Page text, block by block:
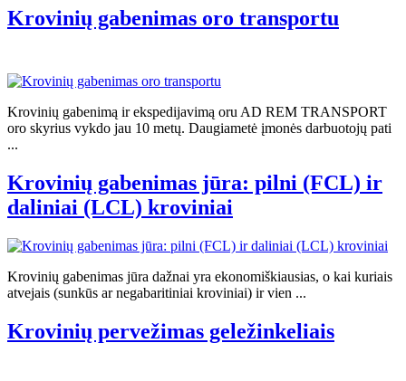
Krovinių gabenimas oro transportu
Krovinių gabenimą ir ekspedijavimą oru AD REM TRANSPORT
oro skyrius vykdo jau 10 metų. Daugiametė įmonės darbuotojų pati
...
Krovinių gabenimas jūra: pilni (FCL) ir
daliniai (LCL) kroviniai
Krovinių gabenimas jūra dažnai yra ekonomiškiausias, o kai kuriais
atvejais (sunkūs ar negabaritiniai kroviniai) ir vien ...
Krovinių pervežimas geležinkeliais